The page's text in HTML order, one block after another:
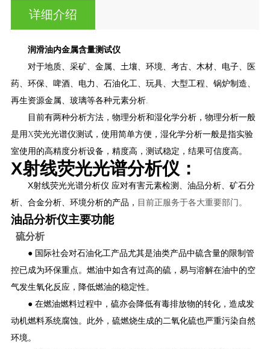
详细介绍
润滑油内金属含量测试仪
对于地质、采矿、金属、土壤、环境、考古、木材、电子、医
药、环保、啤酒、电力、石油化工、玩具、大型工程、锅炉制造、
再生资源金属、玻璃等各种元素分析.
目前有两种分析方法，物理分析和湿化学分析，物理分析一般
是用 X荧光光谱仪测试，使用简单方便，湿化学分析一般是指实验
室使用的高精度分析设备，精度高，测试稳定，结果可信度高。
X射线荧光光谱分析仪：
X射线荧光光谱分析仪 应对有害元素检测、油品分析、矿石分
析、合金分析、环境分析的产品， 目前正服务于各大重要部门。
油品分析仪主要功能
硫分析
● 国际社会对石油化工产品尤其是油类产品中硫含量的限制管
控已成为环保重点。燃油中如含有过高的硫，易与溶解在油中的空
气发生氧化反应，降低燃油的稳定性。
● 在燃油燃料过程中，硫亦会降低有毒排放物的转化，造成发
动机燃料系统腐蚀。此外，硫燃烧生成的二氧化硫也严重污染自然
环境。